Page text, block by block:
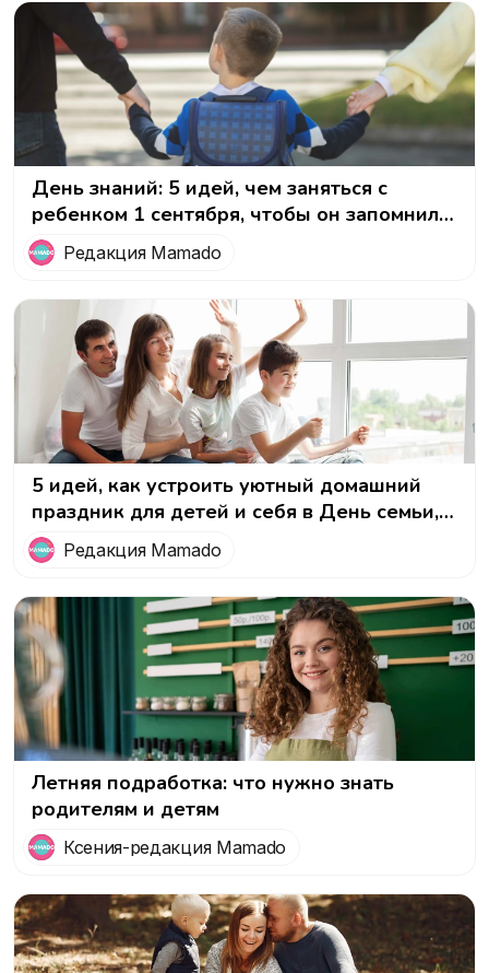
День знаний: 5 идей, чем заняться с
ребенком 1 сентября, чтобы он запомнил
этот день
Редакция Mamado
5 идей, как устроить уютный домашний
праздник для детей и себя в День семьи,
любви и верности
Редакция Mamado
Летняя подработка: что нужно знать
родителям и детям
Ксения-редакция Mamado